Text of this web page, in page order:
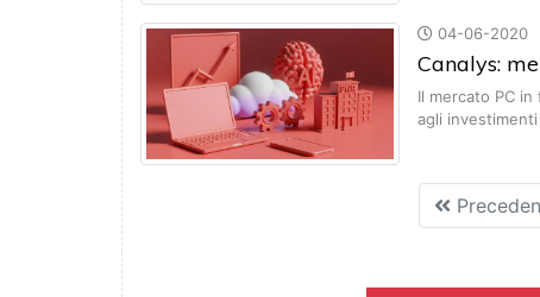
04-06-2020
Canalys:
Il mercato PC
agli